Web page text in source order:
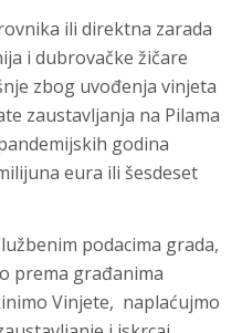
ili direktna zarada
i dubrovačke žičare
zbog uvođenja vinjeta
zaustavljanja na Pilama
godina
eura ili šesdeset
podacima grada,
prema građanima
Vinjete, naplaćujmo